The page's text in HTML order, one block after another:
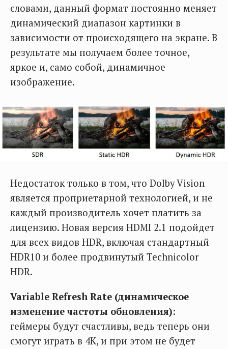
словами, данный формат постоянно меняет
динамический диапазон картинки в
зависимости от происходящего на экране. В
результате мы получаем более точное,
яркое и, само собой, динамичное
изображение.
Недостаток только в том, что Dolby Vision
является проприетарной технологией, и не
каждый производитель хочет платить за
лицензию. Новая версия HDMI 2.1 подойдет
для всех видов HDR, включая стандартный
HDR10 и более продвинутый Technicolor
HDR.
Variable Refresh Rate (динамическое
изменение частоты обновления):
геймеры будут счастливы, ведь теперь они
смогут играть в 4K, и при этом не будет